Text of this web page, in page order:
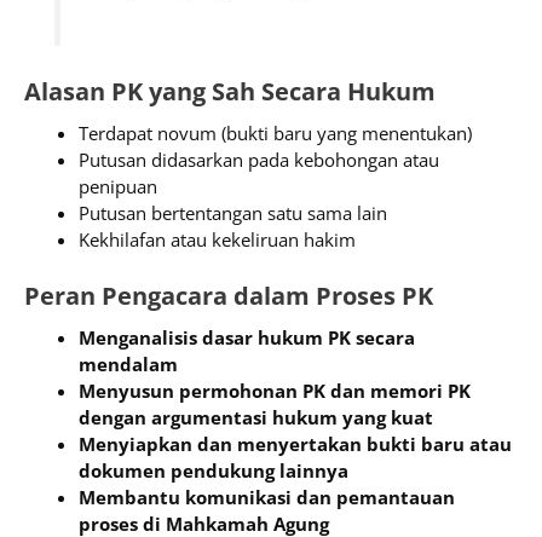
Alasan PK yang Sah Secara Hukum
Terdapat novum (bukti baru yang menentukan)
Putusan didasarkan pada kebohongan atau
penipuan
Putusan bertentangan satu sama lain
Kekhilafan atau kekeliruan hakim
Peran Pengacara dalam Proses PK
Menganalisis dasar hukum PK secara
mendalam
Menyusun permohonan PK dan memori PK
dengan argumentasi hukum yang kuat
Menyiapkan dan menyertakan bukti baru atau
dokumen pendukung lainnya
Membantu komunikasi dan pemantauan
proses di Mahkamah Agung